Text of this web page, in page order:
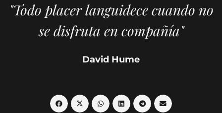
"Todo placer languidece cuando no
se disfruta en compañía"
David Hume